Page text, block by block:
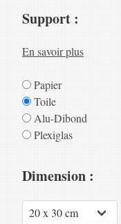
Support :
En savoir plus
Papier
Toile
Alu-Dibond
Plexiglas
Dimension :